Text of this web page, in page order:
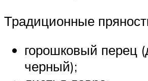
Традиционные
горошковый перец
черный);